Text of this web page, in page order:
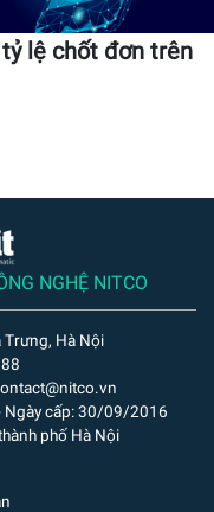
lệ chốt đơn trên
NGHỆ NITCO
Trưng, Hà Nội
Ngày cấp: 30/09/2016
phố Hà Nội